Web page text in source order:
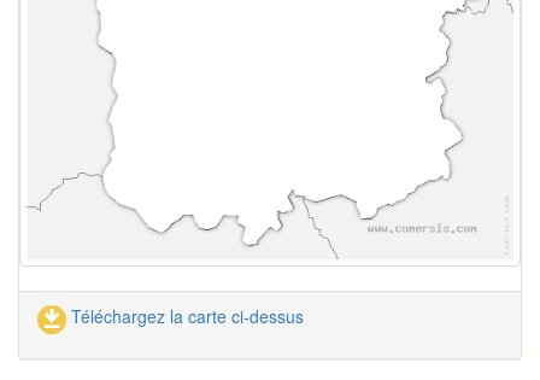
Téléchargez la carte ci-dessus